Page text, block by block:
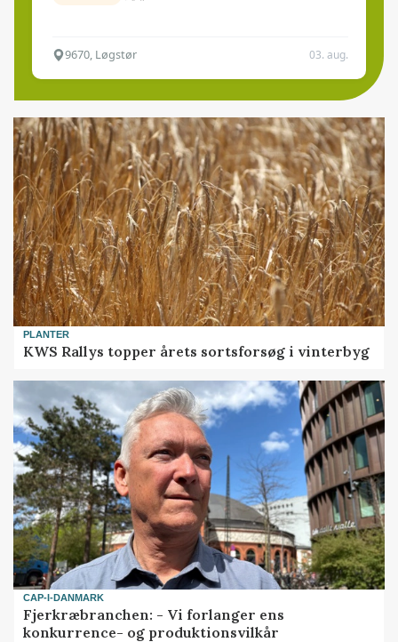
9670, Løgstør 03. aug.
PLANTER
KWS Rallys topper årets sortsforsøg i vinterbyg
CAP-I-DANMARK
Fjerkræbranchen: - Vi forlanger ens
konkurrence- og produktionsvilkår